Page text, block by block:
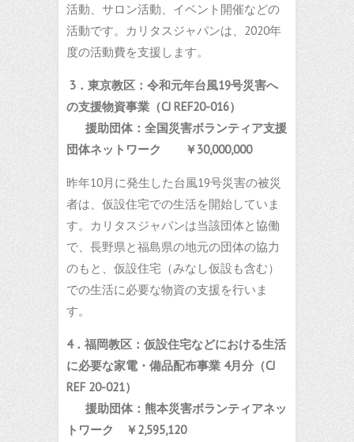
活動、サロン活動、イベント開催などの
活動です。カリタスジャパンは、2020年
度の活動費を支援します。
3． 東京教区：令和元年台風19号災害へ
の支援物資事業 （CJ REF20-016）
援助団体：全国災害ボランティア支援
団体ネットワーク
￥30,000,000
昨年10月に発生した台風19号災害の被災
者は、仮設住宅での生活を開始していま
す。カリタスジャパンは当該団体と協働
で、長野県と福島県の地元の団体の協力
のもと、仮設住宅（みなし仮設も含む）
での生活に必要な物資の支援を行いま
す。
4． 福岡教区：仮設住宅などにおける生活
に必要な家電・備品配布事業 4月分（CJ
REF 20-021）
援助団体：熊本災害ボランティアネッ
トワーク
￥2,595,120